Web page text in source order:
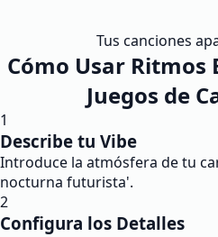
Tus canciones
Cómo Usar Ritmos
Juegos de
1
Describe tu Vibe
Introduce la atmósfera de tu
nocturna futurista'.
2
Configura los Detalles